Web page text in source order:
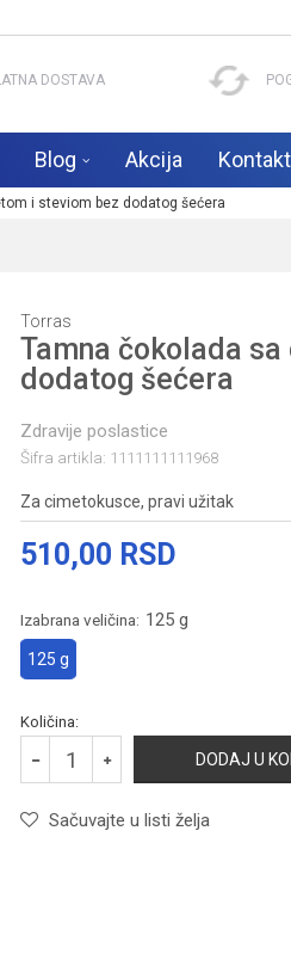
DOSTAVA
Blog Akcija Kontakt
i steviom bez dodatog šećera
Torras
Tamna čokolada
dodatog šećera
Zdravije poslastice
Šifra artikla: 1111111111968
Za cimetokusce, pravi užitak
510,00 RSD
Izabrana veličina: 125 g
125 g
Količina:
DODAJ U
Sačuvajte u listi želja